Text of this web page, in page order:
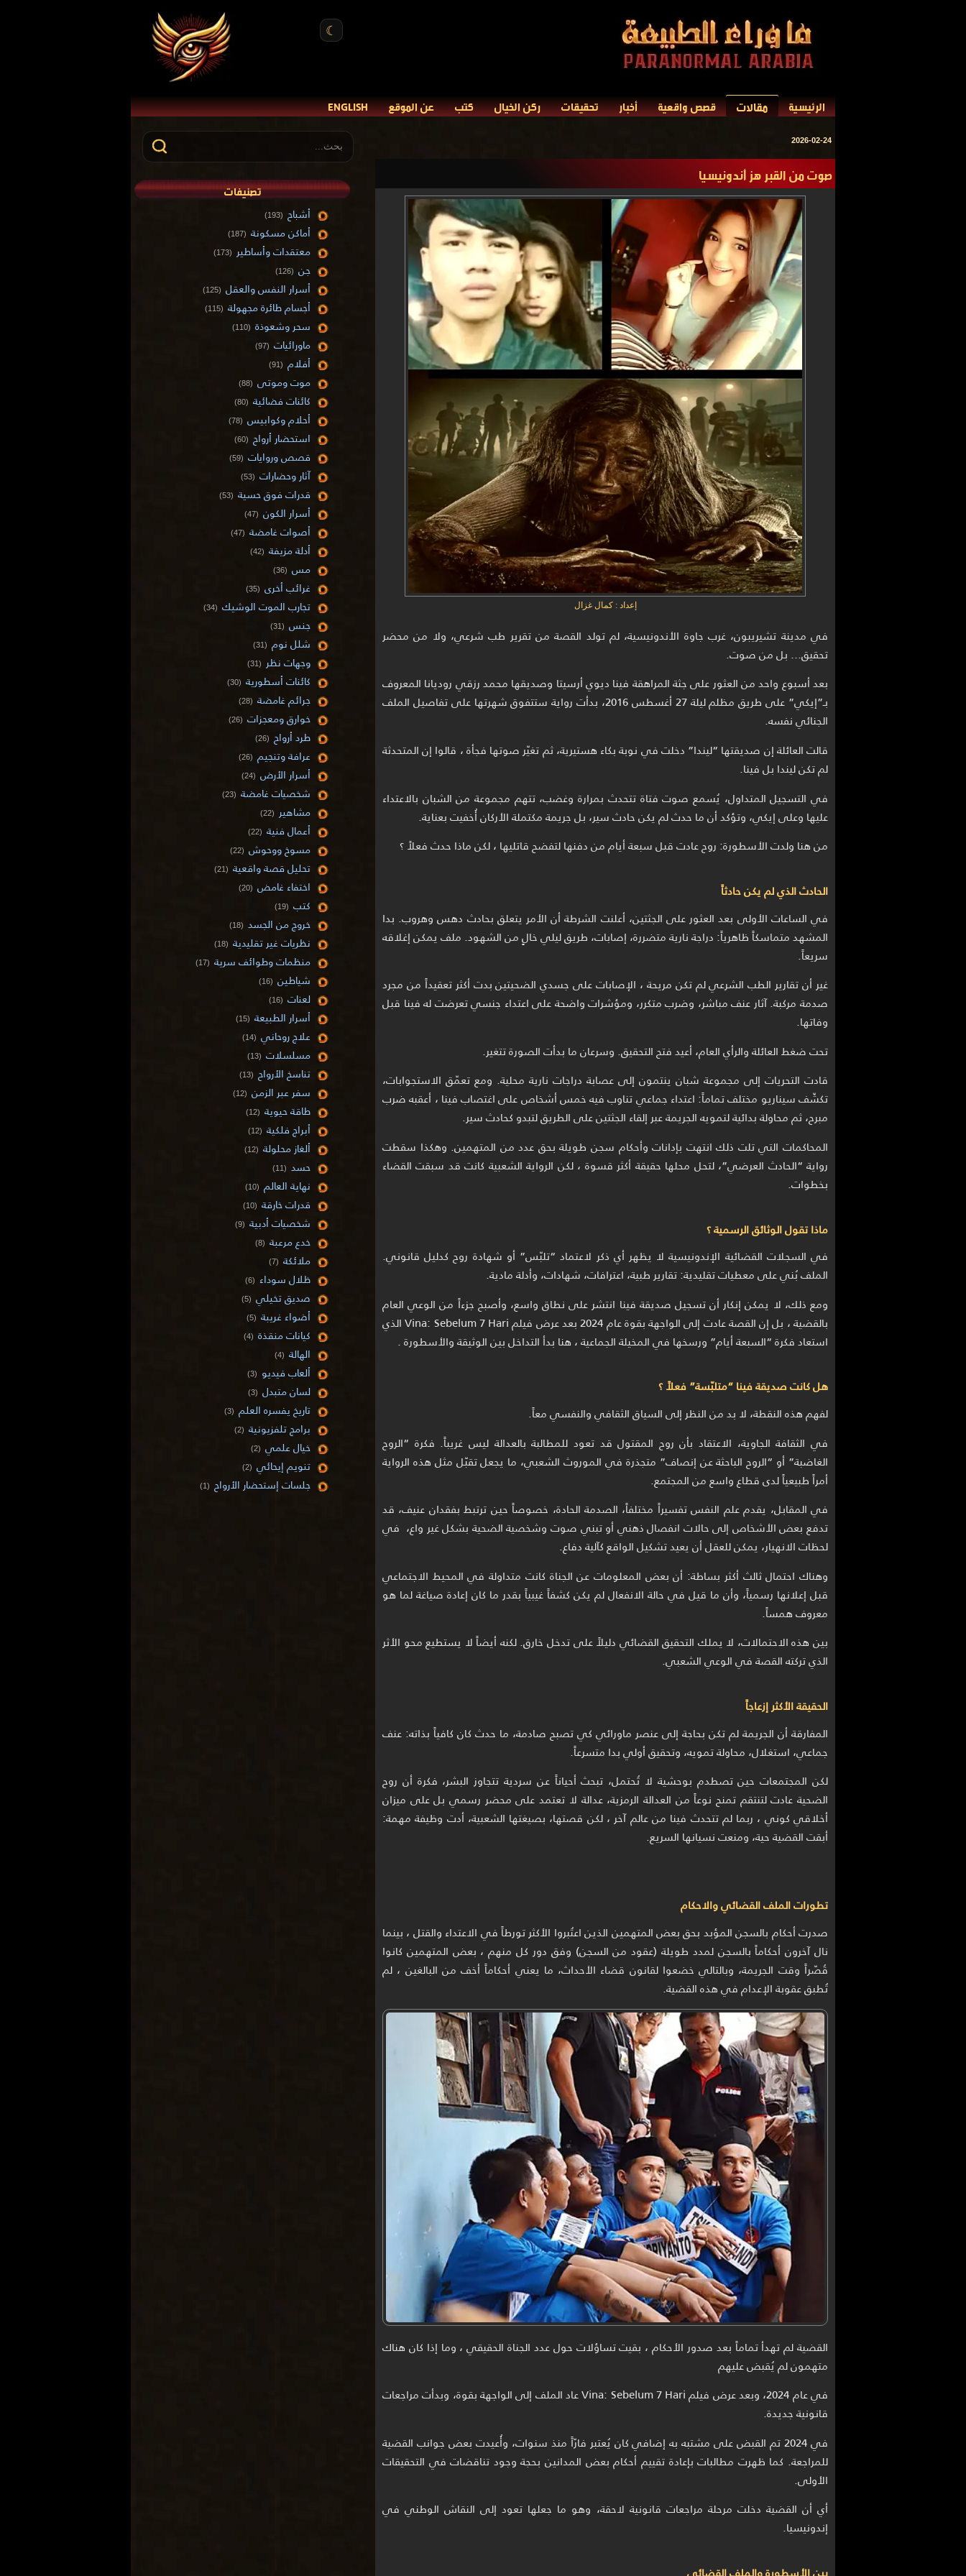
☾
الرئيسية مقالات قصص واقعية أخبار تحقيقات ركن الخيال كتب عن الموقع ENGLISH
2026-02-24
صوت من القبر هز أندونيسيا
إعداد : كمال غزال
في مدينة تشيريبون، غرب جاوة الأندونيسية، لم تولد القصة من تقرير طب شرعي، ولا من محضر
تحقيق… بل من صوت.
بعد أسبوع واحد من العثور على جثة المراهقة فينا ديوي أرسيتا وصديقها محمد رزقي روديانا المعروف
بـ”إيكي” على طريق مظلم ليلة 27 أغسطس 2016، بدأت رواية ستتفوق شهرتها على تفاصيل الملف
الجنائي نفسه.
قالت العائلة إن صديقتها “ليندا” دخلت في نوبة بكاء هستيرية، ثم تغيّر صوتها فجأة ، قالوا إن المتحدثة
لم تكن ليندا بل فينا.
في التسجيل المتداول، يُسمع صوت فتاة تتحدث بمرارة وغضب، تتهم مجموعة من الشبان بالاعتداء
عليها وعلى إيكي، وتؤكد أن ما حدث لم يكن حادث سير، بل جريمة مكتملة الأركان أُخفيت بعناية.
من هنا ولدت الأسطورة: روح عادت قبل سبعة أيام من دفنها لتفضح قاتليها ، لكن ماذا حدث فعلاً ؟
الحادث الذي لم يكن حادثاً
في الساعات الأولى بعد العثور على الجثتين، أعلنت الشرطة أن الأمر يتعلق بحادث دهس وهروب. بدا
المشهد متماسكاً ظاهرياً: دراجة نارية متضررة، إصابات، طريق ليلي خالٍ من الشهود. ملف يمكن إغلاقه
سريعاً.
غير أن تقارير الطب الشرعي لم تكن مريحة ، الإصابات على جسدي الضحيتين بدت أكثر تعقيداً من مجرد
صدمة مركبة. آثار عنف مباشر، وضرب متكرر، ومؤشرات واضحة على اعتداء جنسي تعرضت له فينا قبل
وفاتها.
تحت ضغط العائلة والرأي العام، أعيد فتح التحقيق. وسرعان ما بدأت الصورة تتغير.
قادت التحريات إلى مجموعة شبان ينتمون إلى عصابة دراجات نارية محلية. ومع تعمّق الاستجوابات،
تكشّف سيناريو مختلف تماماً: اعتداء جماعي تناوب فيه خمس أشخاص على اغتصاب فينا ، أعقبه ضرب
مبرح، ثم محاولة بدائية لتمويه الجريمة عبر إلقاء الجثتين على الطريق لتبدو كحادث سير.
المحاكمات التي تلت ذلك انتهت بإدانات وأحكام سجن طويلة بحق عدد من المتهمين. وهكذا سقطت
رواية “الحادث العرضي”، لتحل محلها حقيقة أكثر قسوة ، لكن الرواية الشعبية كانت قد سبقت القضاء
بخطوات.
ماذا تقول الوثائق الرسمية ؟
في السجلات القضائية الإندونيسية لا يظهر أي ذكر لاعتماد “تلبّس” أو شهادة روح كدليل قانوني.
الملف بُني على معطيات تقليدية: تقارير طبية، اعترافات، شهادات، وأدلة مادية.
ومع ذلك، لا يمكن إنكار أن تسجيل صديقة فينا انتشر على نطاق واسع، وأصبح جزءاً من الوعي العام
بالقضية ، بل إن القصة عادت إلى الواجهة بقوة عام 2024 بعد عرض فيلم Vina: Sebelum 7 Hari الذي
استعاد فكرة “السبعة أيام” ورسخها في المخيلة الجماعية ، هنا بدأ التداخل بين الوثيقة والأسطورة .
هل كانت صديقة فينا “متلبّسة” فعلاً ؟
لفهم هذه النقطة، لا بد من النظر إلى السياق الثقافي والنفسي معاً.
في الثقافة الجاوية، الاعتقاد بأن روح المقتول قد تعود للمطالبة بالعدالة ليس غريباً. فكرة “الروح
الغاضبة” أو “الروح الباحثة عن إنصاف” متجذرة في الموروث الشعبي، ما يجعل تقبّل مثل هذه الرواية
أمراً طبيعياً لدى قطاع واسع من المجتمع.
في المقابل، يقدم علم النفس تفسيراً مختلفاً، الصدمة الحادة، خصوصاً حين ترتبط بفقدان عنيف، قد
تدفع بعض الأشخاص إلى حالات انفصال ذهني أو تبني صوت وشخصية الضحية بشكل غير واع، في
لحظات الانهيار، يمكن للعقل أن يعيد تشكيل الواقع كآلية دفاع.
وهناك احتمال ثالث أكثر بساطة: أن بعض المعلومات عن الجناة كانت متداولة في المحيط الاجتماعي
قبل إعلانها رسمياً، وأن ما قيل في حالة الانفعال لم يكن كشفاً غيبياً بقدر ما كان إعادة صياغة لما هو
معروف همساً.
بين هذه الاحتمالات، لا يملك التحقيق القضائي دليلاً على تدخل خارق. لكنه أيضاً لا يستطيع محو الأثر
الذي تركته القصة في الوعي الشعبي.
الحقيقة الأكثر إزعاجاً
المفارقة أن الجريمة لم تكن بحاجة إلى عنصر ماورائي كي تصبح صادمة، ما حدث كان كافياً بذاته: عنف
جماعي، استغلال، محاولة تمويه، وتحقيق أولي بدا متسرعاً.
لكن المجتمعات حين تصطدم بوحشية لا تُحتمل، تبحث أحياناً عن سردية تتجاوز البشر، فكرة أن روح
الضحية عادت لتنتقم تمنح نوعاً من العدالة الرمزية، عدالة لا تعتمد على محضر رسمي بل على ميزان
أخلاقي كوني ، ربما لم تتحدث فينا من عالم آخر ، لكن قصتها، بصيغتها الشعبية، أدت وظيفة مهمة:
أبقت القضية حية، ومنعت نسيانها السريع.
تطورات الملف القضائي والاحكام
صدرت أحكام بالسجن المؤبد بحق بعض المتهمين الذين اعتُبروا الأكثر تورطاً في الاعتداء والقتل ، بينما
نال آخرون أحكاماً بالسجن لمدد طويلة (عقود من السجن) وفق دور كل منهم ، بعض المتهمين كانوا
قُصّراً وقت الجريمة، وبالتالي خضعوا لقانون قضاء الأحداث، ما يعني أحكاماً أخف من البالغين ، لم
تُطبق عقوبة الإعدام في هذه القضية.
القضية لم تهدأ تماماً بعد صدور الأحكام ، بقيت تساؤلات حول عدد الجناة الحقيقي ، وما إذا كان هناك
متهمون لم يُقبض عليهم
في عام 2024، وبعد عرض فيلم Vina: Sebelum 7 Hari عاد الملف إلى الواجهة بقوة، وبدأت مراجعات
قانونية جديدة.
في 2024 تم القبض على مشتبه به إضافي كان يُعتبر فارّاً منذ سنوات، وأُعيدت بعض جوانب القضية
للمراجعة. كما ظهرت مطالبات بإعادة تقييم أحكام بعض المدانين بحجة وجود تناقضات في التحقيقات
الأولى.
أي أن القضية دخلت مرحلة مراجعات قانونية لاحقة، وهو ما جعلها تعود إلى النقاش الوطني في
إندونيسيا.
تصنيفات
أشباح (193)
أماكن مسكونة (187)
معتقدات وأساطير (173)
جن (126)
أسرار النفس والعقل (125)
أجسام طائرة مجهولة (115)
سحر وشعوذة (110)
ماورائيات (97)
أفلام (91)
موت وموتى (88)
كائنات فضائية (80)
أحلام وكوابيس (78)
استحضار أرواح (60)
قصص وروايات (59)
آثار وحضارات (53)
قدرات فوق حسية (53)
أسرار الكون (47)
أصوات غامضة (47)
أدلة مزيفة (42)
مس (36)
غرائب أخرى (35)
تجارب الموت الوشيك (34)
جنس (31)
شلل نوم (31)
وجهات نظر (31)
كائنات أسطورية (30)
جرائم غامضة (28)
خوارق ومعجزات (26)
طرد أرواح (26)
عرافة وتنجيم (26)
أسرار الأرض (24)
شخصيات غامضة (23)
مشاهير (22)
أعمال فنية (22)
مسوخ ووحوش (22)
تحليل قصة واقعية (21)
اختفاء غامض (20)
كتب (19)
خروج من الجسد (18)
نظريات غير تقليدية (18)
منظمات وطوائف سرية (17)
شياطين (16)
لعنات (16)
أسرار الطبيعة (15)
علاج روحاني (14)
مسلسلات (13)
تناسخ الأرواح (13)
سفر عبر الزمن (12)
طاقة حيوية (12)
أبراج فلكية (12)
ألغاز محلولة (12)
حسد (11)
نهاية العالم (10)
قدرات خارقة (10)
شخصيات أدبية (9)
خدع مرعبة (8)
ملائكة (7)
ظلال سوداء (6)
صديق تخيلي (5)
أضواء غريبة (5)
كيانات منقذة (4)
الهالة (4)
ألعاب فيديو (3)
لسان متبدل (3)
تاريخ يفسره العلم (3)
برامج تلفزيونية (2)
خيال علمي (2)
تنويم إيحائي (2)
جلسات إستحضار الأرواح (1)